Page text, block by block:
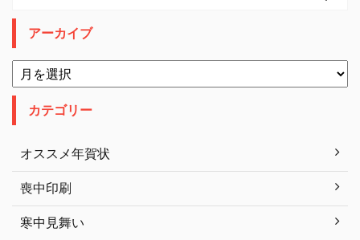
アーカイブ
カテゴリー
オススメ年賀状
喪中印刷
寒中見舞い